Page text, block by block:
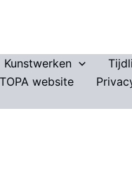
Kunstwerken
TOPA website